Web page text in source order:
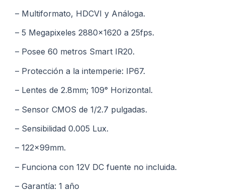
– Multiformato, HDCVI y Análoga.
– 5 Megapixeles 2880×1620 a 25fps.
– Posee 60 metros Smart IR20.
– Protección a la intemperie: IP67.
– Lentes de 2.8mm; 109° Horizontal.
– Sensor CMOS de 1/2.7 pulgadas.
– Sensibilidad 0.005 Lux.
– 122x99mm.
– Funciona con 12V DC fuente no incluida.
– Garantía: 1 año